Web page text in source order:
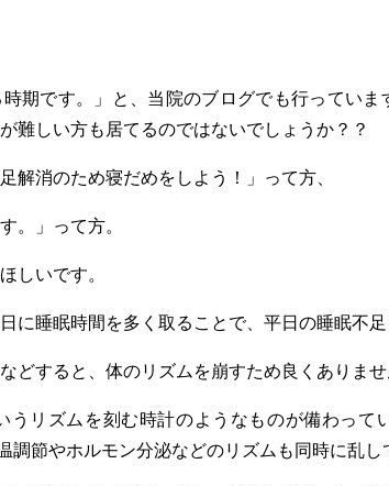
期です。」と、当院のブログでも行ってい
難しい方も居てるのではないでしょうか？？
解消のため寝だめをしよう！」って方、
。」って方。
しいです。
に睡眠時間を多く取ることで、平日の睡眠不足
どすると、体のリズムを崩すため良くありませ
うリズムを刻む時計のようなものが備わって
調節やホルモン分泌などのリズムも同時に乱し